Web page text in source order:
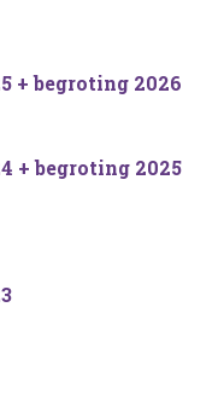
+ begroting 2026
+ begroting 2025